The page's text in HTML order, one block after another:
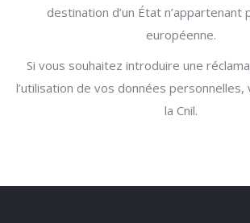
destination d’un État n’appartenant
européenne.
Si vous souhaitez introduire une
l’utilisation de vos données
la Cnil.